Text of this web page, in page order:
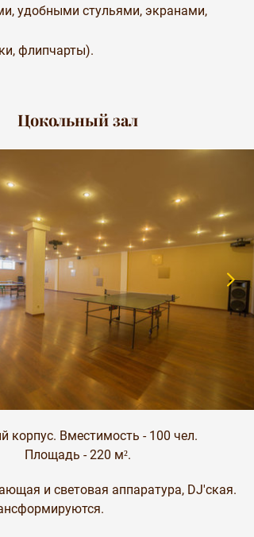
удобными стульями, экранами,
флипчарты).
Цокольный зал
корпус. Вместимость - 100 чел.
Площадь - 220 м².
и световая аппаратура, DJ'ская.